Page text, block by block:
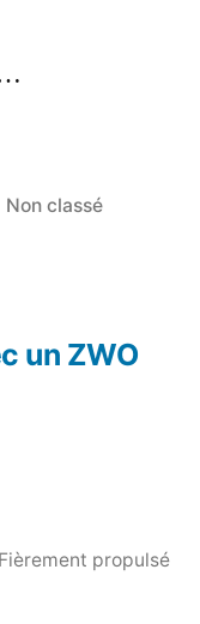
Publié
Non classé
:
un ZWO
Fièrement propulsé